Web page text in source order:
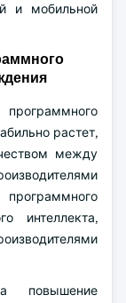
и мобильной
растет,
между
интеллекта,
повышение